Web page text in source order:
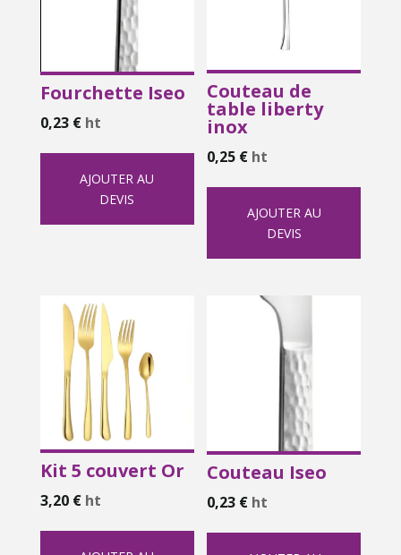
Fourchette Iseo
0,23 € ht
AJOUTER AU
DEVIS
Couteau de
table liberty
inox
0,25 € ht
AJOUTER AU
DEVIS
Kit 5 couvert Or
3,20 € ht
Couteau Iseo
0,23 € ht